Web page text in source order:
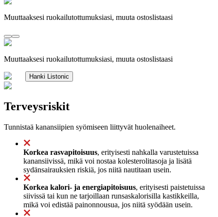
Muuttaaksesi ruokailutottumuksiasi, muuta ostoslistaasi
Muuttaaksesi ruokailutottumuksiasi, muuta ostoslistaasi
Hanki Listonic
Terveysriskit
Tunnistaä kanansiipien syömiseen liittyvät huolenaiheet.
Korkea rasvapitoisuus, erityisesti nahkalla varustetuissa
kanansiivissä, mikä voi nostaa kolesterolitasoja ja lisätä
sydänsairauksien riskiä, jos niitä nautitaan usein.
Korkea kalori- ja energiapitoisuus, erityisesti paistetuissa
siivissä tai kun ne tarjoillaan runsaskalorisilla kastikkeilla,
mikä voi edistää painonnousua, jos niitä syödään usein.